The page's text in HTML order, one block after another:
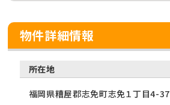
物件詳細情報
所在地
福岡県糟屋郡志免町志免１丁目4-37